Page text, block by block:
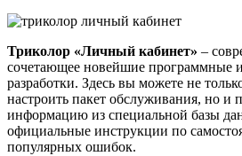
Триколор «Личный кабинет» –
сочетающее новейшие программные
разработки. Здесь вы можете не
настроить пакет обслуживания, но и
информацию из специальной базы
официальные инструкции по
популярных ошибок.